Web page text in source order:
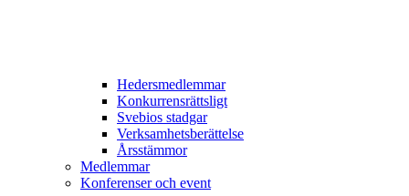
Hedersmedlemmar
Konkurrensrättsligt
Svebios stadgar
Verksamhetsberättelse
Årsstämmor
Medlemmar
Konferenser och event